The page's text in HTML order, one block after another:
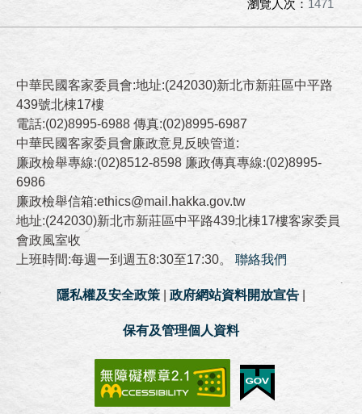
瀏覽人次： 1471
中華民國客家委員會:地址:(242030)新北市新莊區中平路
439號北棟17樓
電話:(02)8995-6988 傳真:(02)8995-6987
中華民國客家委員會廉政意見反映管道:
廉政檢舉專線:(02)8512-8598 廉政傳真專線:(02)8995-
6986
廉政檢舉信箱:ethics@mail.hakka.gov.tw
地址:(242030)新北市新莊區中平路439北棟17樓客家委員
會政風室收
上班時間:每週一到週五8:30至17:30。 聯絡我們
隱私權及安全政策 政府網站資料開放宣告
保有及管理個人資料